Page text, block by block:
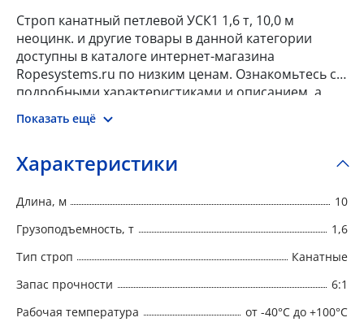
Строп канатный петлевой УСК1 1,6 т, 10,0 м
неоцинк. и другие товары в данной категории
доступны в каталоге интернет-магазина
Ropesystems.ru по низким ценам. Ознакомьтесь с
подробными характеристиками и описанием, а
также отзывами о данном товаре, чтобы сделать
правильный выбор и заказать товар онлайн.
Показать ещё
Характеристики
Длина, м
10
Грузоподъемность, т
1,6
Тип строп
Канатные
Запас прочности
6:1
Рабочая температура
от -40°C до +100°C